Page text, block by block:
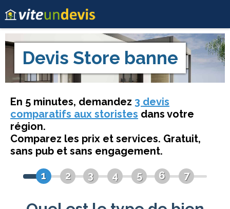
Devis Store banne
En 5 minutes, demandez 3 devis
comparatifs aux storistes dans votre
région.
Comparez les prix et services. Gratuit,
sans pub et sans engagement.
1
2 3 4 5 6 7